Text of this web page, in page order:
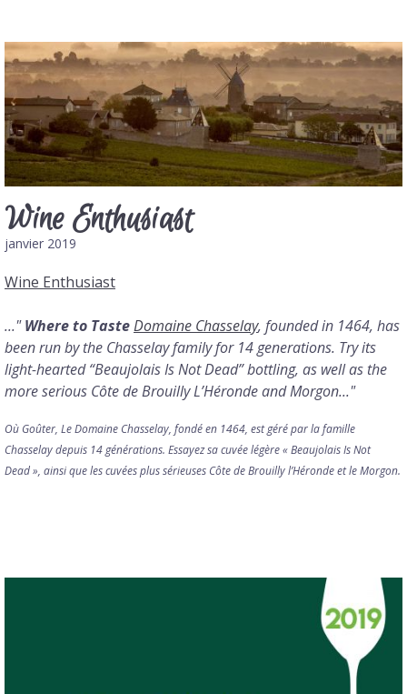
Wine Enthusiast
janvier 2019
Wine Enthusiast
..."Where to TasteDomaine Chasselay, founded in 1464, has
been run by the Chasselay family for 14 generations. Try its
light-hearted “Beaujolais Is Not Dead” bottling, as well as the
more serious Côte de Brouilly L’Héronde and Morgon..."
Où Goûter, Le Domaine Chasselay, fondé en 1464, est géré par la famille
Chasselay depuis 14 générations. Essayez sa cuvée légère « Beaujolais Is Not
Dead », ainsi que les cuvées plus sérieuses Côte de Brouilly l’Héronde et le Morgon.